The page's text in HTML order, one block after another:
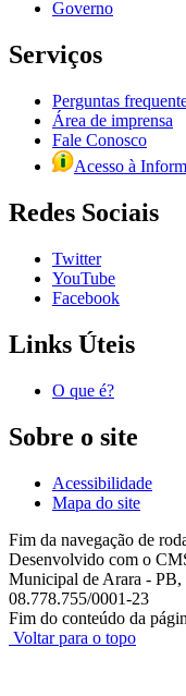
Governo
Serviços
Perguntas
Área de imprensa
Fale Conosco
Acesso à
Redes Sociais
Twitter
YouTube
Facebook
Links Úteis
O que é?
Sobre o site
Acessibilidade
Mapa do site
Fim da navegação de
Desenvolvido com o
Municipal de Arara -
08.778.755/0001-23
Fim do conteúdo da
Voltar para o topo